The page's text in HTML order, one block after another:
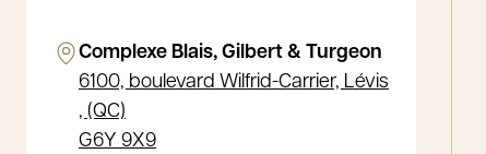
Complexe Blais, Gilbert & Turgeon
6100, boulevard Wilfrid-Carrier, Lévis
, (QC)
G6Y 9X9